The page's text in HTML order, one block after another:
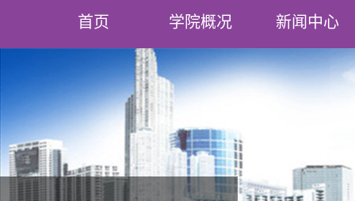
首页 学院概况
学院简介
领导介绍
专业设置
师资队伍
新闻中心
学院要闻
学院公告
榜样数贸人